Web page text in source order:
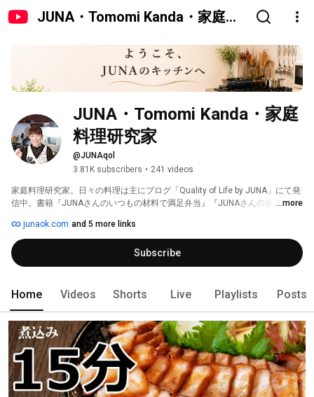
JUNA・Tomomi Kanda・家庭料
JUNA・Tomomi Kanda・家庭
料理研究家
@JUNAqol
3.81K subscribers • 241 videos
家庭料理研究家。日々の料理は主にブログ「Quality of Life by JUNA」にて発
信中。書籍『JUNAさんのいつもの材料で満足弁当』『JUNAさんの最強で最
協会スペシャリスト。料理検索はサイト「JUNA Online Kitchen」へどうぞ♪
...more
junaok.com and 5 more links
Subscribe
Home Videos Shorts Live Playlists Posts